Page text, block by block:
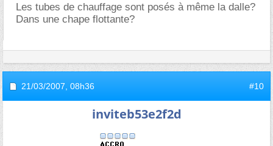
Les tubes de chauffage sont posés à même la dalle?
Dans une chape flottante?
21/03/2007, 08h36 #10
inviteb53e2f2d